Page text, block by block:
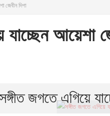
জেবীন দিপা
আয়েশা
জগতে এগিয়ে